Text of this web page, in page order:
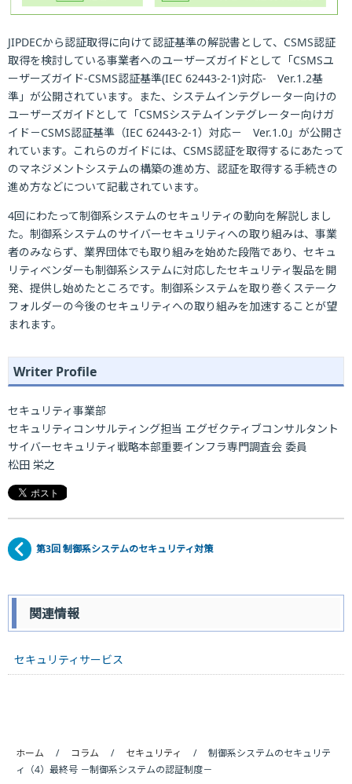
JIPDECから認証取得に向けて認証基準の解説書として、CSMS認証
取得を検討している事業者へのユーザーズガイドとして「CSMSユ
ーザーズガイド-CSMS認証基準(IEC 62443-2-1)対応- Ver.1.2基
準」が公開されています。また、システムインテグレーター向けの
ユーザーズガイドとして「CSMSシステムインテグレーター向けガ
イド－CSMS認証基準（IEC 62443-2-1）対応－ Ver.1.0」が公開さ
れています。これらのガイドには、CSMS認証を取得するにあたって
のマネジメントシステムの構築の進め方、認証を取得する手続きの
進め方などについて記載されています。
4回にわたって制御系システムのセキュリティの動向を解説しまし
た。制御系システムのサイバーセキュリティへの取り組みは、事業
者のみならず、業界団体でも取り組みを始めた段階であり、セキュ
リティベンダーも制御系システムに対応したセキュリティ製品を開
発、提供し始めたところです。制御系システムを取り巻くステーク
フォルダーの今後のセキュリティへの取り組みを加速することが望
まれます。
Writer Profile
セキュリティ事業部
セキュリティコンサルティング担当 エグゼクティブコンサルタント
サイバーセキュリティ戦略本部重要インフラ専門調査会 委員
松田 栄之
第3回 制御系システムのセキュリティ対策
関連情報
セキュリティサービス
ホーム コラム セキュリティ
制御系システムのセキュリテ
ィ（4）最終号 －制御系システムの認証制度－